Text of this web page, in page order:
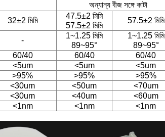
অন্যান্য বীজ সঙ্গে কাটা
32±2 মিমি
47.5±2 মিমি
57.5±2 মিমি
57.5±2 মিমি
-
1~1.25 মিমি
89~95°
1~1.25 মিমি
89~95°
60/40 60/40
60/40
<5um <5um
<5um
>95% >95%
>95%
<30um <50um
<70um
<30um <40um
<60um
<1nm <1nm <1nm